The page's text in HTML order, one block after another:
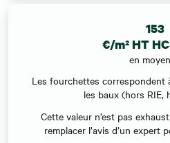
153
€/m² HT
en
Les fourchettes correspondent
les baux (hors RIE,
Cette valeur n’est pas
remplacer l’avis d’un expert